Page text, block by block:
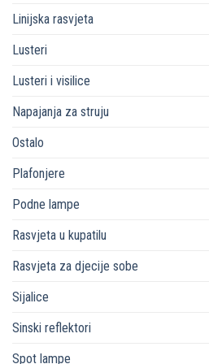
Linijska rasvjeta
Lusteri
Lusteri i visilice
Napajanja za struju
Ostalo
Plafonjere
Podne lampe
Rasvjeta u kupatilu
Rasvjeta za djecije sobe
Sijalice
Sinski reflektori
Spot lampe